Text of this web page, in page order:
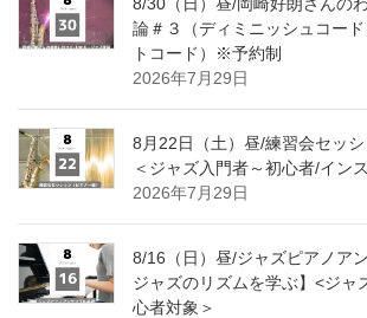
論＃３（ディミニッシュコー
トコード）※予約制
2026年7月29日
8月22日（土）昼/練習会セッシ
＜ジャズ入門者～初心者/イン
2026年7月29日
8/16（日）昼/ジャズピアノア
ジャズのリズムを学ぶ】<ジャ
心者対象＞